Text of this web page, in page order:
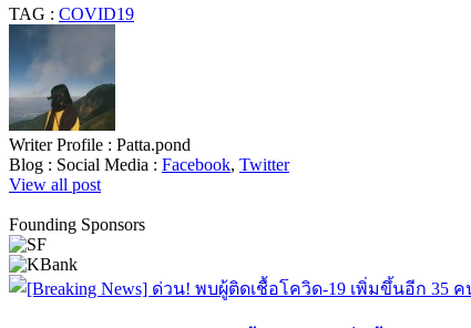
TAG : COVID19
Writer Profile : Patta.pond
Blog : Social Media : Facebook, Twitter
View all post
Founding Sponsors